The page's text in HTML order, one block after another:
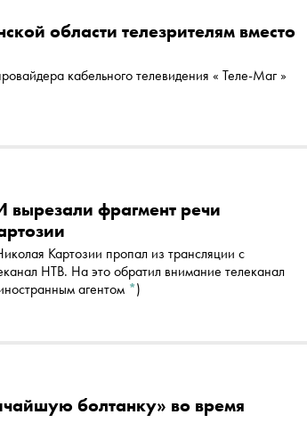
области телезрителям вместо
фрагмент речи
Картозии пропал из трансляции с
НТВ. На это обратил внимание телеканал
агентом *)
болтанку» во время